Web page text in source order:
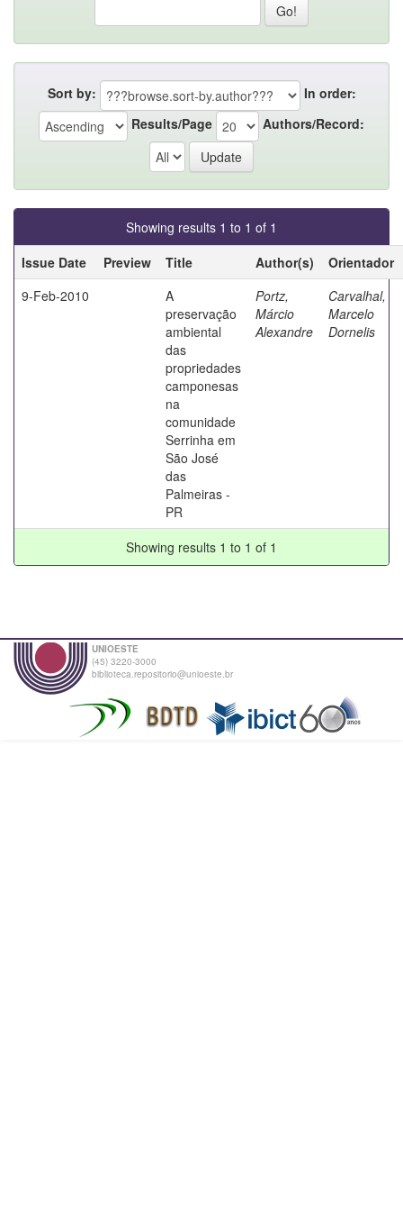
Sort by:
In order:
Results/Page
Authors/Record:
Showing results 1 to 1 of 1
Issue Date
Preview Title Author(s)
Orientador
9-Feb-2010
A
preservação
ambiental
das
propriedades
camponesas
na
comunidade
Serrinha em
São José
das
Palmeiras -
PR
Portz,
Márcio
Alexandre
Carvalhal,
Marcelo
Dornelis
Showing results 1 to 1 of 1
UNIOESTE
(45) 3220-3000
biblioteca.repositorio@unioeste.br